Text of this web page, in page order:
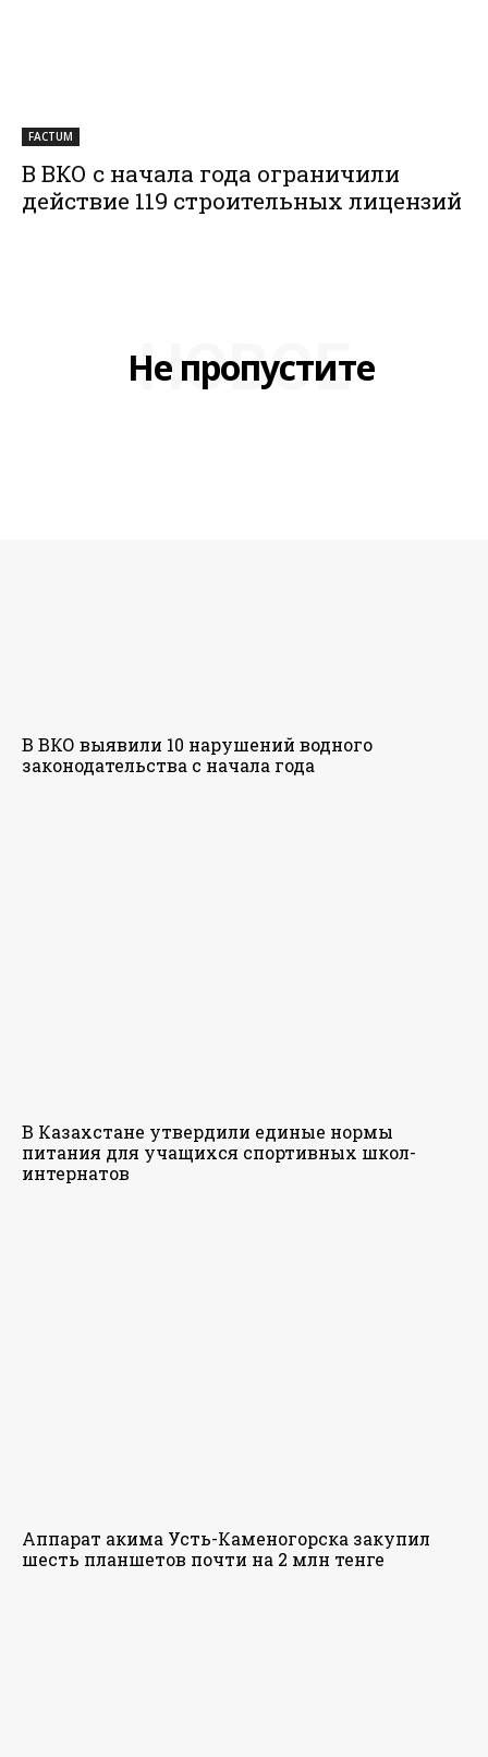
FACTUM
В ВКО с начала года ограничили
действие 119 строительных лицензий
Не пропустите
НОВОЕ
В ВКО выявили 10 нарушений водного
законодательства с начала года
В Казахстане утвердили единые нормы
питания для учащихся спортивных школ-
интернатов
Аппарат акима Усть-Каменогорска закупил
шесть планшетов почти на 2 млн тенге